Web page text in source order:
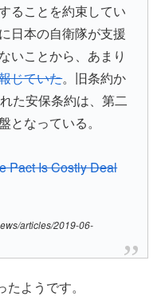
ることを約束してい
日本の自衛隊が支援
いことから、あまり
じていた。旧条約か
た安保条約は、第二
となっている。
Pact Is Costly Deal
articles/2019-06-
たようです。